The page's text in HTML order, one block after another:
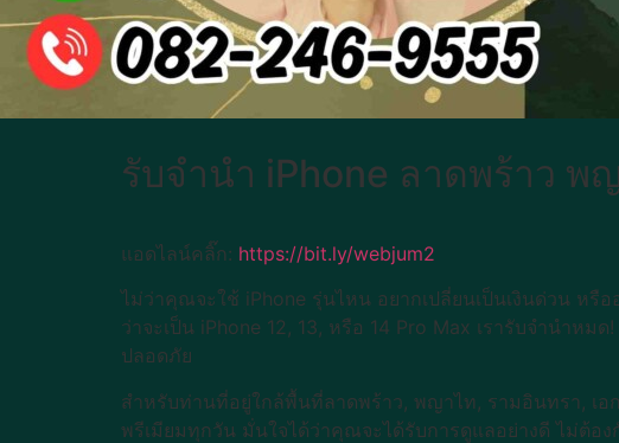
รับจำนำ iPhone ลาดพร้าว พ
แอดไลน์คลิ๊ก: https://bit.ly/webjum2
ไม่ว่าคุณจะใช้ iPhone รุ่นไหน อยากเปลี่ยนเป็นเงินด่วน หรื
ว่าจะเป็น iPhone 12, 13, หรือ 14 Pro Max เรารับจำนำห
ปลอดภัย
สำหรับท่านที่อยู่ใกล้พื้นที่ลาดพร้าว, พญาไท, รามอินทรา, เ
พรีเมียมทุกวัน มั่นใจได้ว่าคุณจะได้รับการดูแลอย่างดี ไม่ต้อ